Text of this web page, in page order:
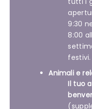
9:30
8:00
festivi.
Animali e
Il tuo